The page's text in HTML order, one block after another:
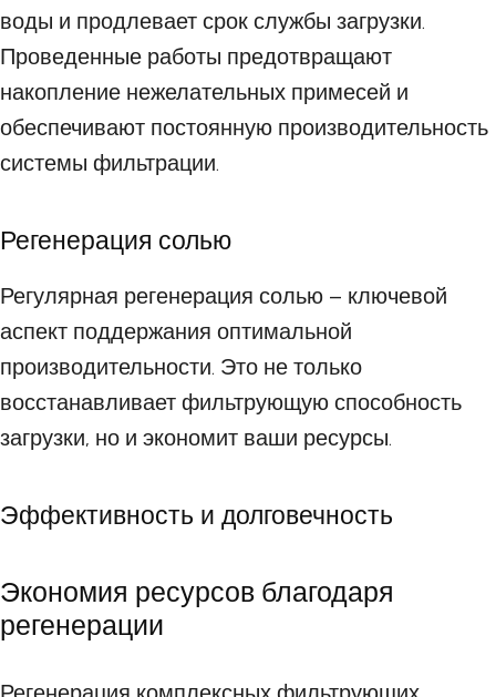
воды и продлевает срок службы загрузки.
Проведенные работы предотвращают
накопление нежелательных примесей и
обеспечивают постоянную производительность
системы фильтрации.
Регенерация солью
Регулярная регенерация солью – ключевой
аспект поддержания оптимальной
производительности. Это не только
восстанавливает фильтрующую способность
загрузки, но и экономит ваши ресурсы.
Эффективность и долговечность
Экономия ресурсов благодаря
регенерации